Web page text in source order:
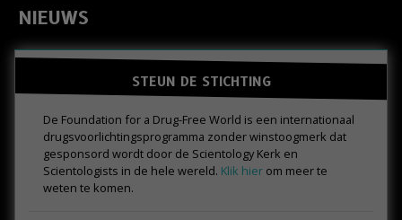
NIEUWS
STEUN DE STICHTING
De Foundation for a Drug-Free World is een internationaal
drugs­voorlichtings­programma zonder winstoogmerk dat
gesponsord wordt door de Scientology Kerk en
Scientologists in de hele wereld. Klik hier om meer te
weten te komen.